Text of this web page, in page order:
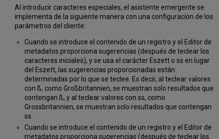
Emplear
múltiples
puntos
acceso
para
UNIMARC
Crear
un
registro
bibliográfico
KORMARC
números
Al introducir caracteres especiales, el asistente emergente se
implementa de la siguiente manera con una configuración de los
parámetros del cliente:
Cuando se introduce el contenido de un registro y el Editor de
metadatos proporciona sugerencias (después de teclear los
caracteres iniciales), y se usa el carácter Eszett o ss en lugar
del Eszett, las sugerencias proporcionadas están
determinadas por lo que se teclee. Es decir, al teclear valores
con ß, como Großbritannien, se muestran solo resultados que
contengan ß, y al teclear valores con ss, como
Grossbritannien, se muestran solo resultados que contengan
ss.
Cuando se introduce el contenido de un registro y el Editor de
metadatos proporciona sugerencias (después de teclear los